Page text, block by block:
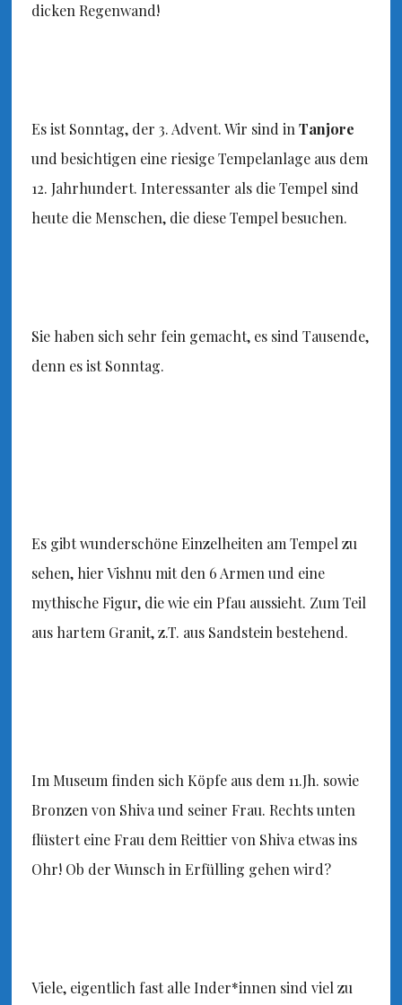
dicken Regenwand!
Es ist Sonntag, der 3. Advent. Wir sind in Tanjore
und besichtigen eine riesige Tempelanlage aus dem
12. Jahrhundert. Interessanter als die Tempel sind
heute die Menschen, die diese Tempel besuchen.
Sie haben sich sehr fein gemacht, es sind Tausende,
denn es ist Sonntag.
Es gibt wunderschöne Einzelheiten am Tempel zu
sehen, hier Vishnu mit den 6 Armen und eine
mythische Figur, die wie ein Pfau aussieht. Zum Teil
aus hartem Granit, z.T. aus Sandstein bestehend.
Im Museum finden sich Köpfe aus dem 11.Jh. sowie
Bronzen von Shiva und seiner Frau. Rechts unten
flüstert eine Frau dem Reittier von Shiva etwas ins
Ohr! Ob der Wunsch in Erfülling gehen wird?
Viele, eigentlich fast alle Inder*innen sind viel zu